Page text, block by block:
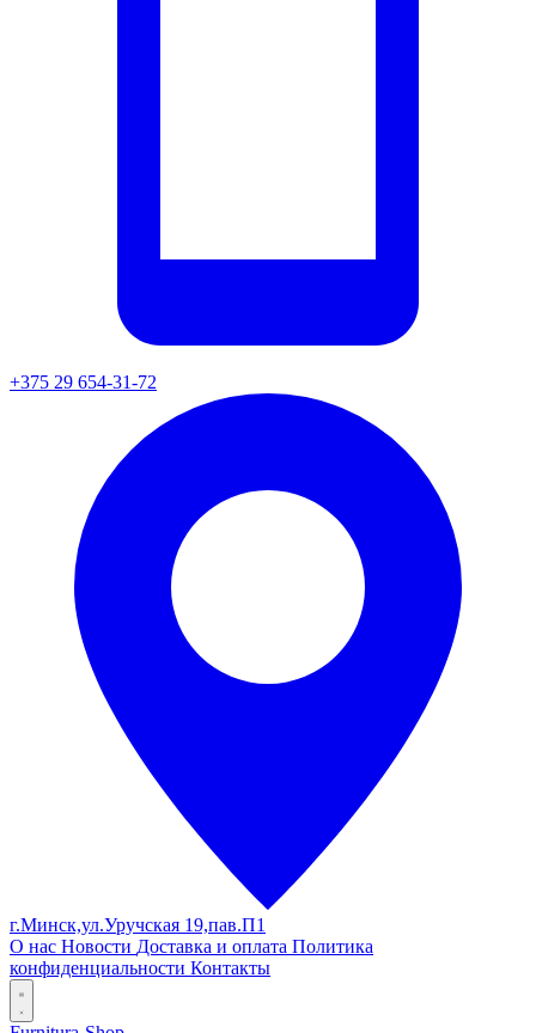
+375 29 654-31-72
г.Минск,ул.Уручская 19,пав.П1
О нас Новости Доставка и оплата Политика
конфиденциальности Контакты